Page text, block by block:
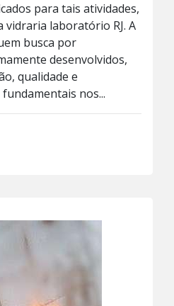
para tais atividades,
vidraria laboratório RJ. A
busca por
desenvolvidos,
qualidade e
nos...